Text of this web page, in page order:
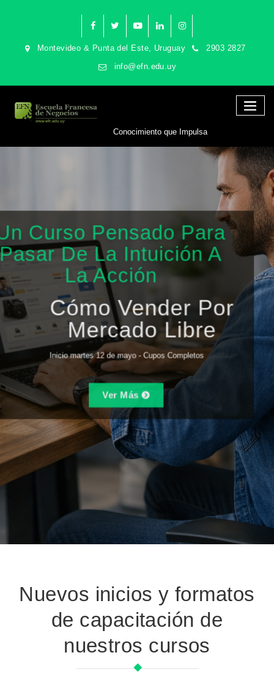
Montevideo & Punta del Este, Uruguay 2903 2827
info@efn.edu.uy
Conocimiento que Impulsa
Un Curso Pensado Para
Pasar De La Intuición A
La Acción
Cómo Vender Por
Mercado Libre
Inicio martes 12 de mayo - Cupos Completos
Ver Más
Nuevos inicios y formatos
de capacitación de
nuestros cursos